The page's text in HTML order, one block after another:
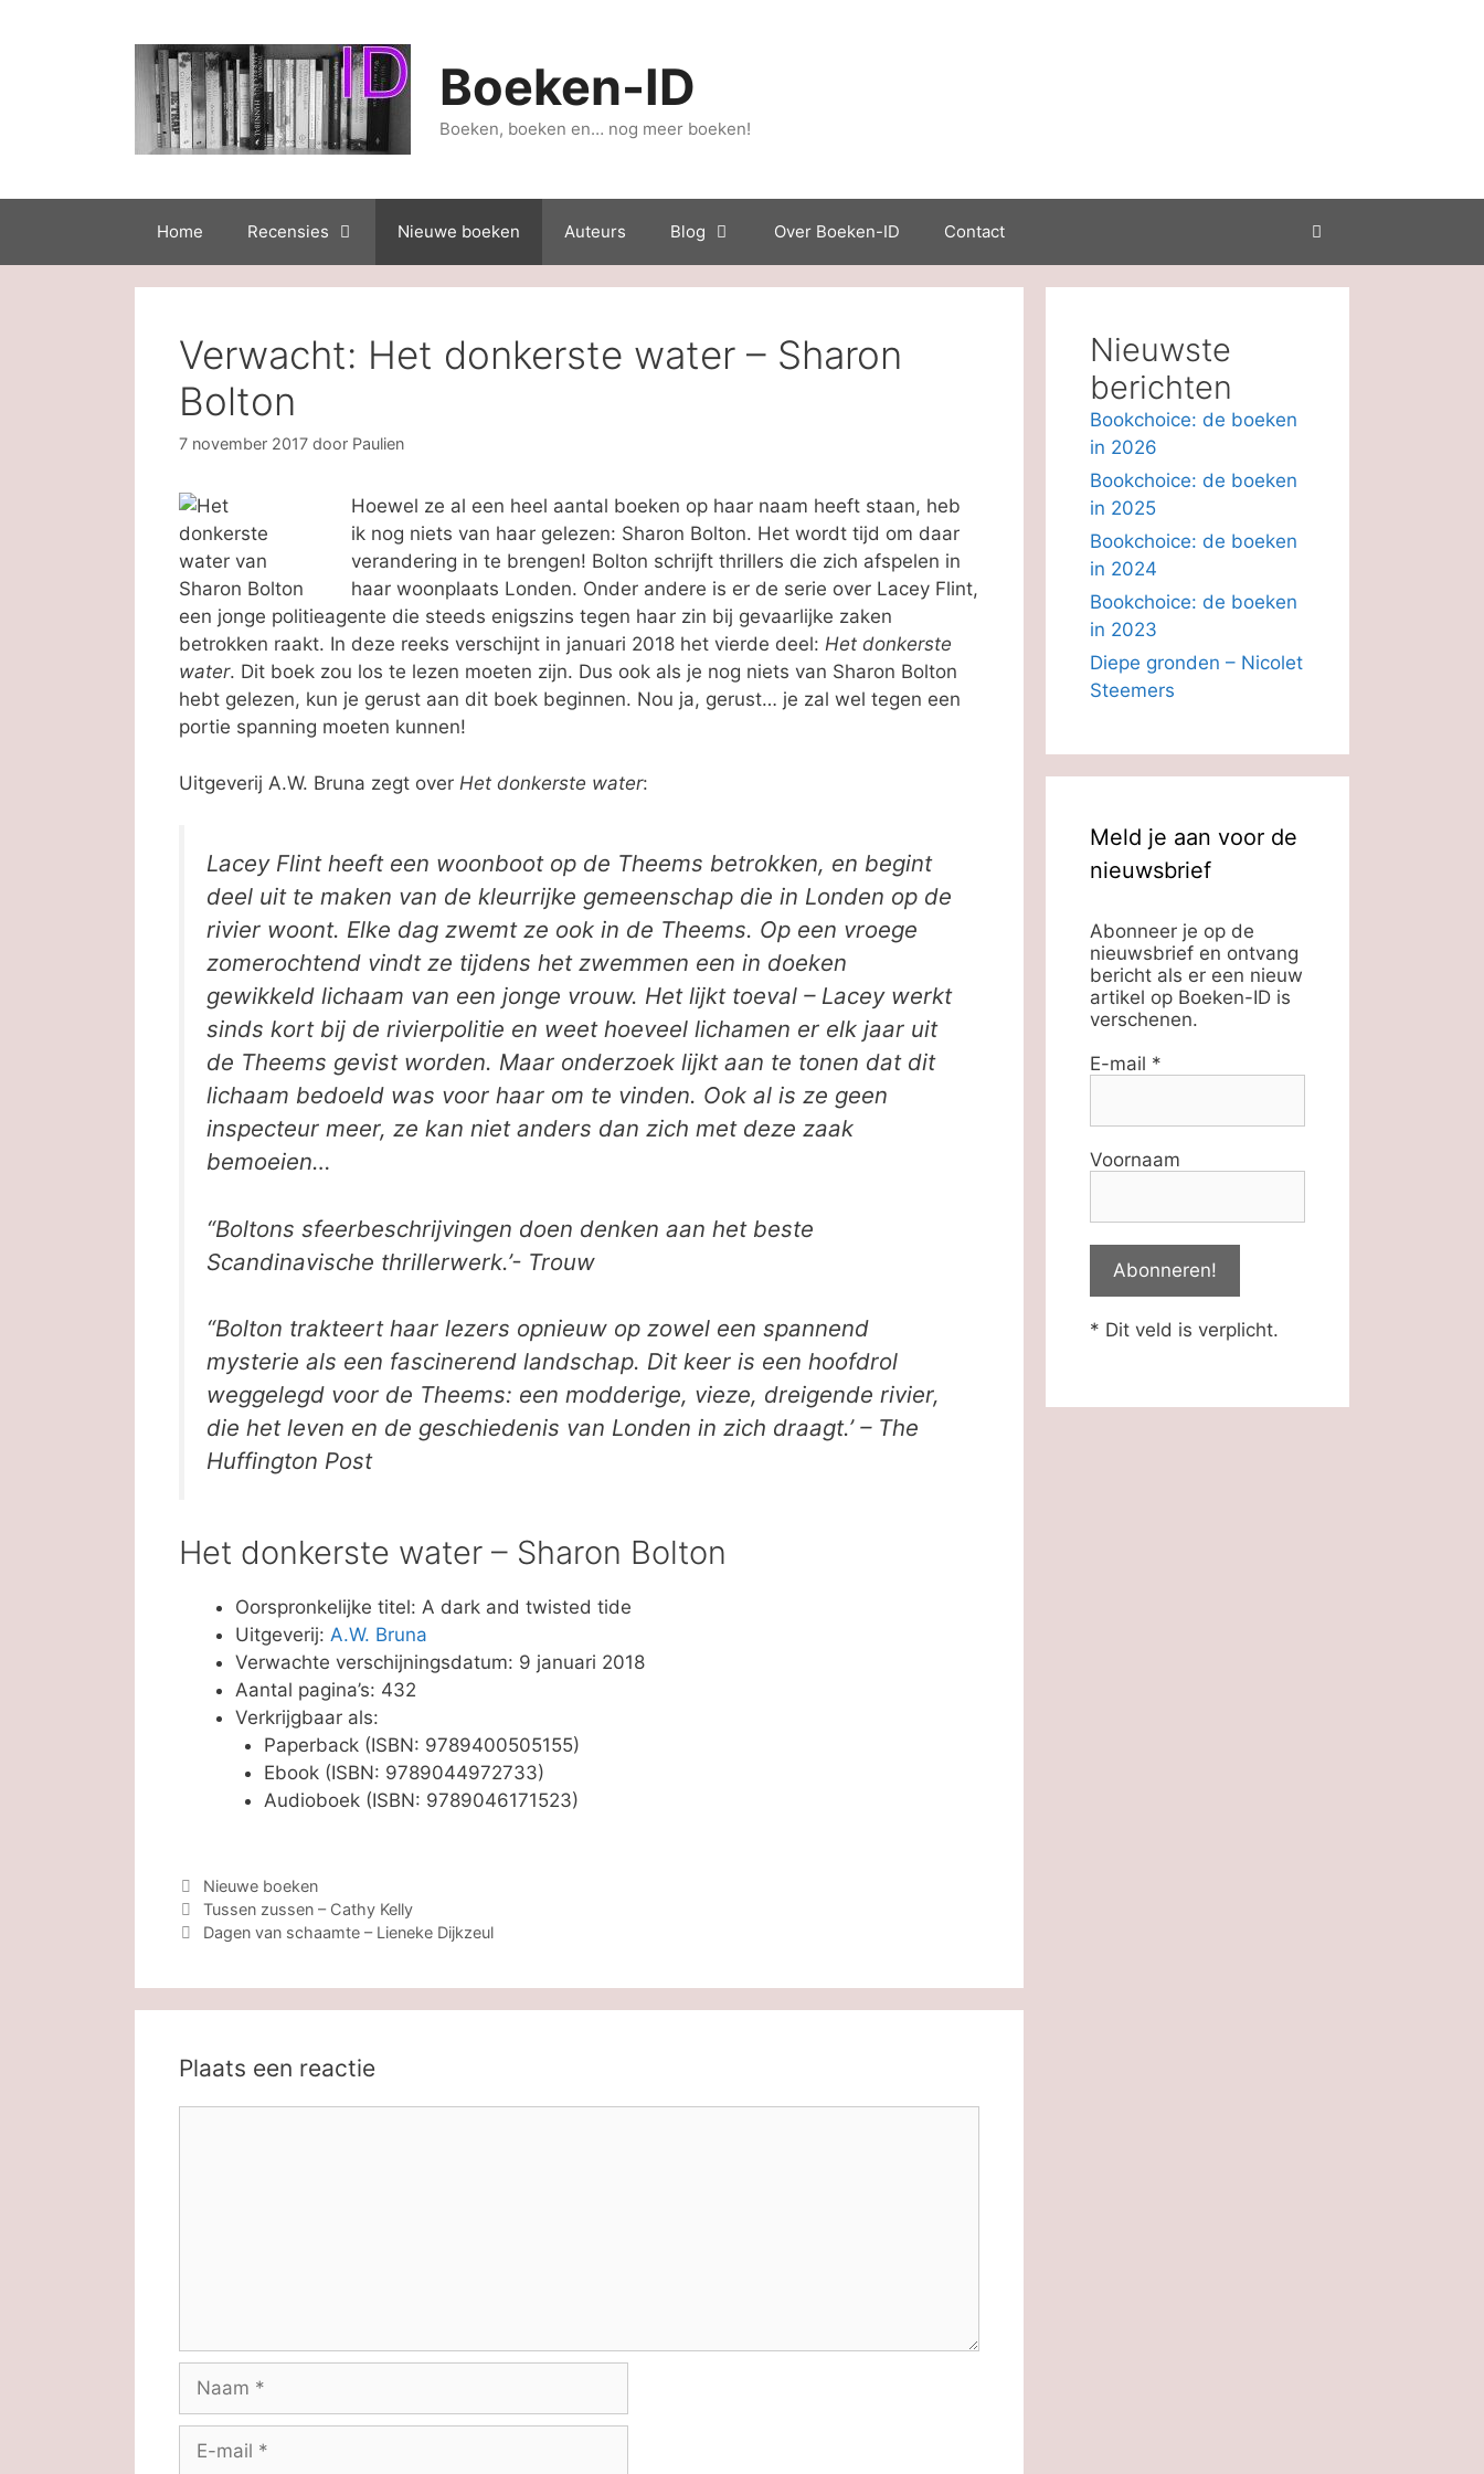
Boeken-ID
Boeken, boeken en… nog meer boeken!
Home Recensies Nieuwe boeken Auteurs Blog Over Boeken-ID Contact
Verwacht: Het donkerste water – Sharon
Bolton
7 november 2017 door Paulien
Hoewel ze al een heel aantal boeken op haar naam heeft staan, heb
ik nog niets van haar gelezen: Sharon Bolton. Het wordt tijd om daar
verandering in te brengen! Bolton schrijft thrillers die zich afspelen in
haar woonplaats Londen. Onder andere is er de serie over Lacey Flint,
een jonge politieagente die steeds enigszins tegen haar zin bij gevaarlijke zaken
betrokken raakt. In deze reeks verschijnt in januari 2018 het vierde deel: Het donkerste
water. Dit boek zou los te lezen moeten zijn. Dus ook als je nog niets van Sharon Bolton
hebt gelezen, kun je gerust aan dit boek beginnen. Nou ja, gerust… je zal wel tegen een
portie spanning moeten kunnen!
Uitgeverij A.W. Bruna zegt over Het donkerste water:
Lacey Flint heeft een woonboot op de Theems betrokken, en begint
deel uit te maken van de kleurrijke gemeenschap die in Londen op de
rivier woont. Elke dag zwemt ze ook in de Theems. Op een vroege
zomerochtend vindt ze tijdens het zwemmen een in doeken
gewikkeld lichaam van een jonge vrouw. Het lijkt toeval – Lacey werkt
sinds kort bij de rivierpolitie en weet hoeveel lichamen er elk jaar uit
de Theems gevist worden. Maar onderzoek lijkt aan te tonen dat dit
lichaam bedoeld was voor haar om te vinden. Ook al is ze geen
inspecteur meer, ze kan niet anders dan zich met deze zaak
bemoeien…
“Boltons sfeerbeschrijvingen doen denken aan het beste
Scandinavische thrillerwerk.’- Trouw
“Bolton trakteert haar lezers opnieuw op zowel een spannend
mysterie als een fascinerend landschap. Dit keer is een hoofdrol
weggelegd voor de Theems: een modderige, vieze, dreigende rivier,
die het leven en de geschiedenis van Londen in zich draagt.’ – The
Huffington Post
Het donkerste water – Sharon Bolton
Oorspronkelijke titel: A dark and twisted tide
Uitgeverij: A.W. Bruna
Verwachte verschijningsdatum: 9 januari 2018
Aantal pagina’s: 432
Verkrijgbaar als:
Paperback (ISBN: 9789400505155)
Ebook (ISBN: 9789044972733)
Audioboek (ISBN: 9789046171523)
Categorieën
Nieuwe boeken
Tussen zussen – Cathy Kelly
Dagen van schaamte – Lieneke Dijkzeul
Plaats een reactie
Naam
Nieuwste
berichten
Bookchoice: de boeken
in 2026
Bookchoice: de boeken
in 2025
Bookchoice: de boeken
in 2024
Bookchoice: de boeken
in 2023
Diepe gronden – Nicolet
Steemers
Meld je aan voor de
nieuwsbrief
Abonneer je op de
nieuwsbrief en ontvang
bericht als er een nieuw
artikel op Boeken-ID is
verschenen.
E-mail *
Voornaam
* Dit veld is verplicht.